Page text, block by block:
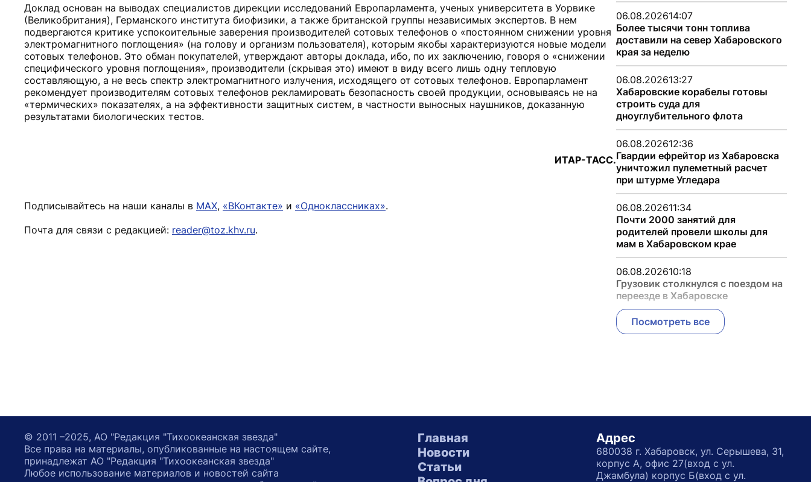
Доклад основан на выводах специалистов дирекции исследований Европарламента, ученых университета в Уорвике
(Великобритания), Германского института биофизики, а также британской группы независимых экспертов. В нем
подвергаются критике успокоительные заверения производителей сотовых телефонов о «постоянном снижении уровня
электромагнитного поглощения» (на голову и организм пользователя), которым якобы характеризуются новые модели
сотовых телефонов. Это обман покупателей, утверждают авторы доклада, ибо, по их заключению, говоря о «снижении
специфического уровня поглощения», производители (скрывая это) имеют в виду всего лишь одну тепловую
составляющую, а не весь спектр электромагнитного излучения, исходящего от сотовых телефонов. Европарламент
рекомендует производителям сотовых телефонов рекламировать безопасность своей продукции, основываясь не на
«термических» показателях, а на эффективности защитных систем, в частности выносных наушников, доказанную
результатами биологических тестов.
ИТАР-ТАСС.
Подписывайтесь на наши каналы в MAX, «ВКонтакте» и «Одноклассниках».
Почта для связи с редакцией: reader@toz.khv.ru.
06.08.202614:07
Более тысячи тонн топлива
доставили на север Хабаровского
края за неделю
06.08.202613:27
Хабаровские корабелы готовы
строить суда для
дноуглубительного флота
06.08.202612:36
Гвардии ефрейтор из Хабаровска
уничтожил пулеметный расчет
при штурме Угледара
06.08.202611:34
Почти 2000 занятий для
родителей провели школы для
мам в Хабаровском крае
06.08.202610:18
Грузовик столкнулся с поездом на
переезде в Хабаровске
Посмотреть все
Главная
Новости
Статьи
Адрес
680038 г. Хабаровск, ул. Серышева, 31,
корпус А, офис 27(вход с ул.
Джамбула) корпус Б(вход с ул.
© 2011 –2025, АО "Редакция "Тихоокеанская звезда"
Все права на материалы, опубликованные на настоящем сайте,
принадлежат АО "Редакция "Тихоокеанская звезда"
Любое использование материалов и новостей сайта